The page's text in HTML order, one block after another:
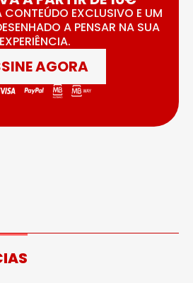
CONTEÚDO EXCLUSIVO E UM
A PENSAR NA SUA
EXPERIÊNCIA.
AGORA